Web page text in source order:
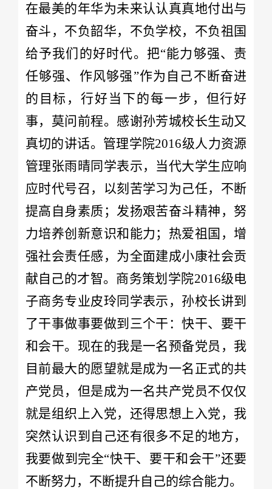
在最美的年华为未来认认真真地付出与
奋斗，不负韶华，不负学校，不负祖国
给予我们的好时代。把“能力够强、责
任够强、作风够强”作为自己不断奋进
的目标，行好当下的每一步，但行好
事，莫问前程。感谢孙芳城校长生动又
真切的讲话。管理学院2016级人力资源
管理张雨晴同学表示，当代大学生应响
应时代号召，以刻苦学习为己任，不断
提高自身素质；发扬艰苦奋斗精神，努
力培养创新意识和能力；热爱祖国，增
强社会责任感，为全面建成小康社会贡
献自己的才智。商务策划学院2016级电
子商务专业皮玲同学表示，孙校长讲到
了干事做事要做到三个干：快干、要干
和会干。现在的我是一名预备党员，我
目前最大的愿望就是成为一名正式的共
产党员，但是成为一名共产党员不仅仅
就是组织上入党，还得思想上入党，我
突然认识到自己还有很多不足的地方，
我要做到完全“快干、要干和会干”还要
不断努力，不断提升自己的综合能力。